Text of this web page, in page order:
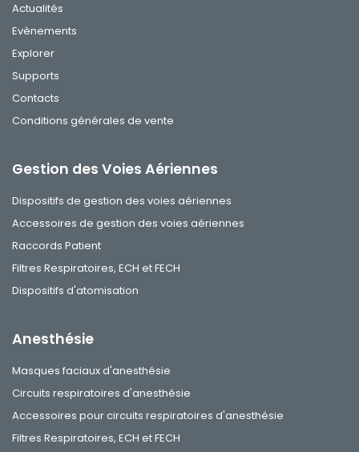
Actualités
Evènements
Explorer
Supports
Contacts
Conditions générales de vente
Gestion des Voies Aériennes
Dispositifs de gestion des voies aériennes
Accessoires de gestion des voies aériennes
Raccords Patient
Filtres Respiratoires, ECH et FECH
Dispositifs d'atomisation
Anesthésie
Masques faciaux d'anesthésie
Circuits respiratoires d'anesthésie
Accessoires pour circuits respiratoires d'anesthésie
Filtres Respiratoires, ECH et FECH